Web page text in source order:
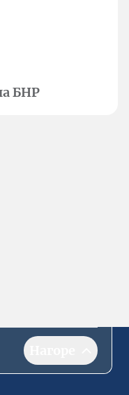
БНР